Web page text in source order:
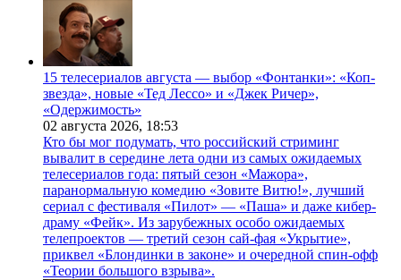
15 телесериалов августа — выбор «Фонтанки»: «Коп-
звезда», новые «Тед Лессо» и «Джек Ричер»,
«Одержимость»
02 августа 2026, 18:53
Кто бы мог подумать, что российский стриминг
вывалит в середине лета одни из самых ожидаемых
телесериалов года: пятый сезон «Мажора»,
паранормальную комедию «Зовите Витю!», лучший
сериал с фестиваля «Пилот» — «Паша» и даже кибер-
драму «Фейк». Из зарубежных особо ожидаемых
телепроектов — третий сезон сай-фая «Укрытие»,
приквел «Блондинки в законе» и очередной спин-офф
«Теории большого взрыва».